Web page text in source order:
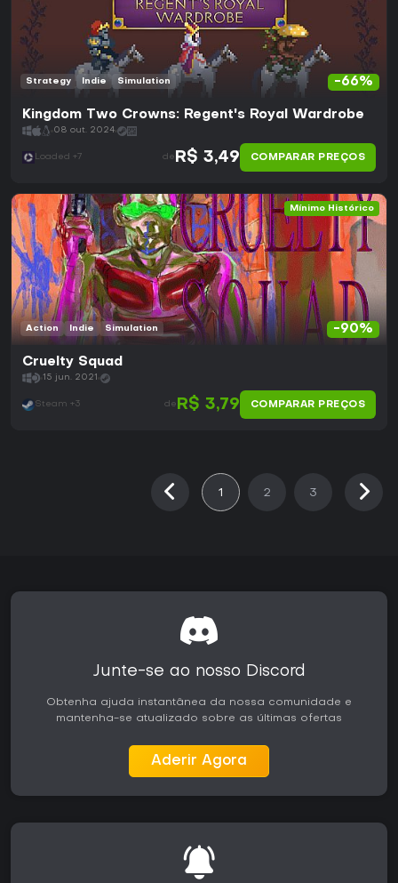
-66%
Strategy Indie Simulation
Kingdom Two Crowns: Regent's Royal Wardrobe
08 out. 2024
Loaded +7 de R$ 3,49 COMPARAR PREÇOS
Mínimo Histórico
-90%
Action Indie Simulation
Cruelty Squad
15 jun. 2021
Steam +3 de R$ 3,79 COMPARAR PREÇOS
1 2 3
Junte-se ao nosso Discord
Obtenha ajuda instantânea da nossa comunidade e
mantenha-se atualizado sobre as últimas ofertas
Aderir Agora